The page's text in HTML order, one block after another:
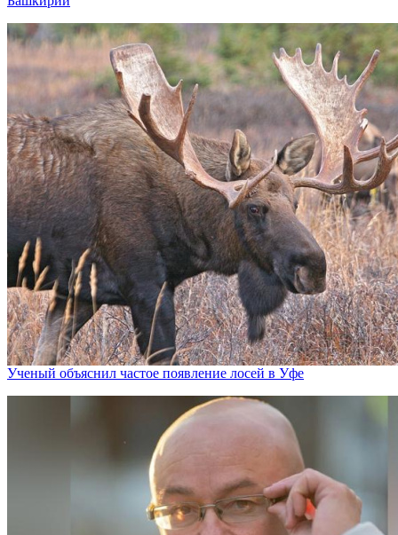
Ученый объяснил частое появление лосей в Уфе